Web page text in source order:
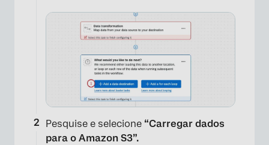
Pesquise e selecione “Carregar dados
para o Amazon S3”.